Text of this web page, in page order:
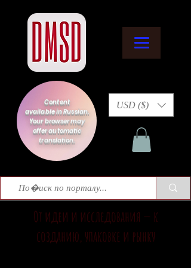
Content
available in Russian.
Your browser may
offer automatic
translation.
USD ($)
От идеи и исследования — к
созданию, упаковке и рынку